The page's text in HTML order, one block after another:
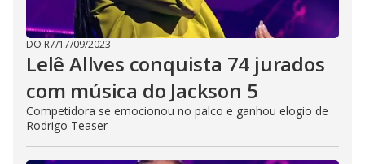
DO R7/17/09/2023
Lelê Allves conquista 74 jurados
com música do Jackson 5
Competidora se emocionou no palco e ganhou elogio de
Rodrigo Teaser